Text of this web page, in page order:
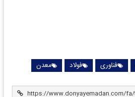
فناوری فولاد معدن